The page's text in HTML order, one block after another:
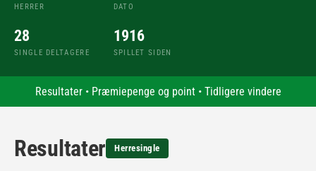
HERRER DATO
28
SINGLE DELTAGERE
1916
SPILLET SIDEN
Resultater• Præmiepenge og point• Tidligere vindere
Resultater Herresingle